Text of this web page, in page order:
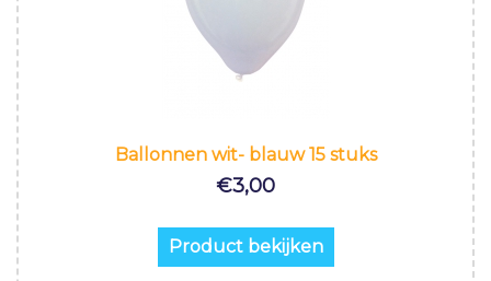
Ballonnen wit- blauw 15 stuks
€3,00
Product bekijken